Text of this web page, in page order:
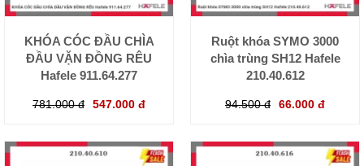
KHÓA CÓC ĐẦU CHÌA
ĐẦU VẶN ĐỒNG RÊU
Hafele 911.64.277
781.000 đ 547.000 đ
Ruột khóa SYMO 3000
chìa trùng SH12 Hafele
210.40.612
94.500 đ 66.000 đ